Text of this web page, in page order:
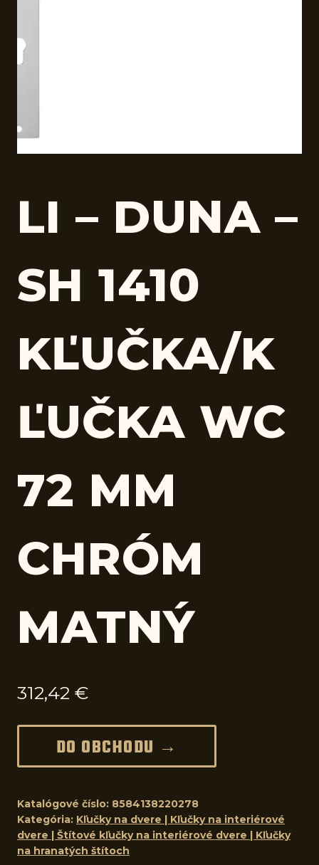
LI – DUNA –
SH 1410
KĽUČKA/K
ĽUČKA WC
72 MM
CHRÓM
MATNÝ
312,42 €
DO OBCHODU →
Katalógové číslo: 8584138220278
Kategória: Kľučky na dvere | Kľučky na interiérové
dvere | Štítové kľučky na interiérové dvere | Kľučky
na hranatých štítoch